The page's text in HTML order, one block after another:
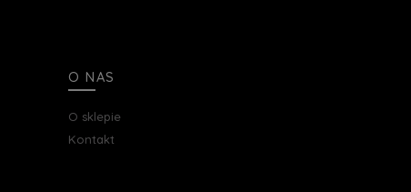
O NAS
O sklepie
Kontakt